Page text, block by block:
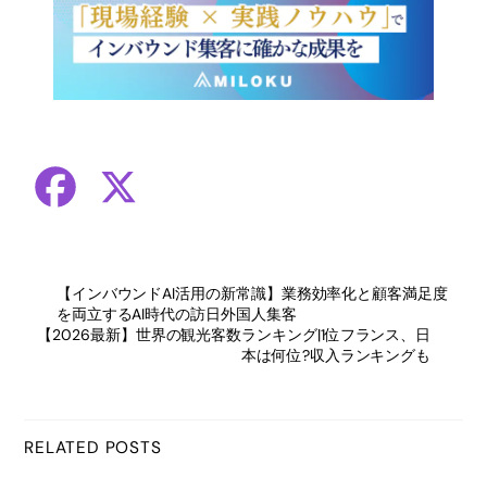
c
e
o
【インバウンドAI活用の新常識】業務効率化と顧客満足度
を両立するAI時代の訪日外国人集客
【2026最新】世界の観光客数ランキング|1位フランス、日
本は何位?収入ランキングも
RELATED POSTS